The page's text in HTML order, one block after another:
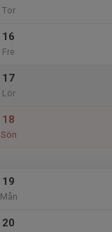
Tor
16
Fre
17
Lör
18
Sön
19
Mån
20